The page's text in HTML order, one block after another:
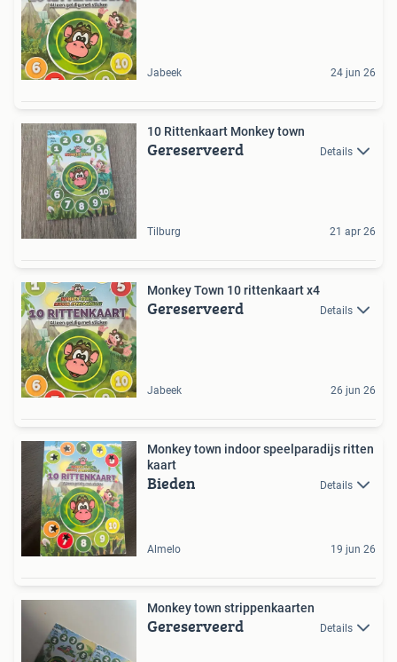
Jabeek 24 jun 26
10 Rittenkaart Monkey town
Gereserveerd Details
Tilburg 21 apr 26
Monkey Town 10 rittenkaart x4
Gereserveerd Details
Jabeek 26 jun 26
Monkey town indoor speelparadijs ritten
kaart
Bieden Details
Almelo 19 jun 26
Monkey town strippenkaarten
Gereserveerd Details